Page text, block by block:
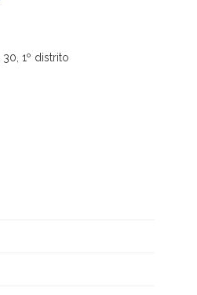
1º distrito